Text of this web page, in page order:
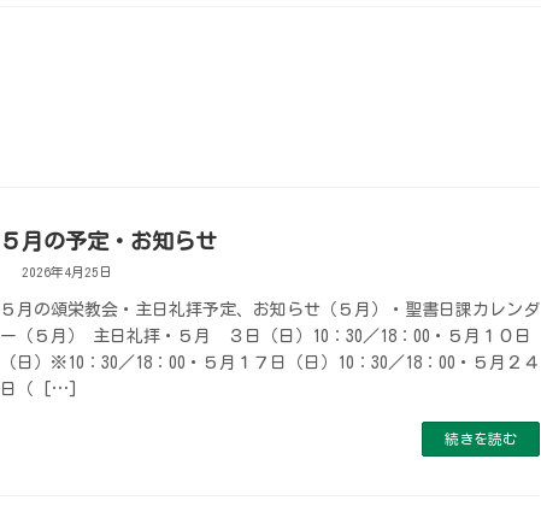
５月の予定・お知らせ
2026年4月25日
５月の頌栄教会・主日礼拝予定、お知らせ（５月）・聖書日課カレンダ
ー（５月） 主日礼拝・５月 ３日（日）10：30／18：00・５月１０日
（日）※10：30／18：00・５月１７日（日）10：30／18：00・５月２４
日（ […]
続きを読む